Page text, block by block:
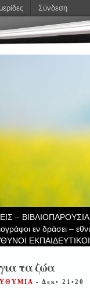
–
εν δράσει –
τα ζώα
- Δεκ• 21•20
Σύνδεση